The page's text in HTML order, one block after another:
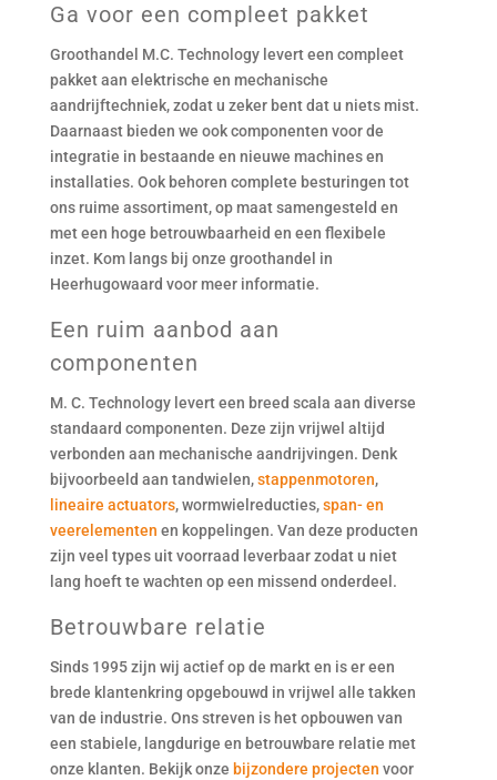
Ga voor een compleet pakket
Groothandel M.C. Technology levert een compleet
pakket aan elektrische en mechanische
aandrijftechniek, zodat u zeker bent dat u niets mist.
Daarnaast bieden we ook componenten voor de
integratie in bestaande en nieuwe machines en
installaties. Ook behoren complete besturingen tot
ons ruime assortiment, op maat samengesteld en
met een hoge betrouwbaarheid en een flexibele
inzet. Kom langs bij onze groothandel in
Heerhugowaard voor meer informatie.
Een ruim aanbod aan
componenten
M. C. Technology levert een breed scala aan diverse
standaard componenten. Deze zijn vrijwel altijd
verbonden aan mechanische aandrijvingen. Denk
bijvoorbeeld aan tandwielen,stappenmotoren,
lineaire actuators, wormwielreducties,span- en
veerelementen en koppelingen. Van deze producten
zijn veel types uit voorraad leverbaar zodat u niet
lang hoeft te wachten op een missend onderdeel.
Betrouwbare relatie
Sinds 1995 zijn wij actief op de markt en is er een
brede klantenkring opgebouwd in vrijwel alle takken
van de industrie. Ons streven is het opbouwen van
een stabiele, langdurige en betrouwbare relatie met
onze klanten. Bekijk onze bijzondere projecten voor